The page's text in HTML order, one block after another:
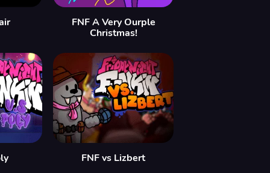
FNF A Very Ourple
Christmas!
FNF vs Lizbert